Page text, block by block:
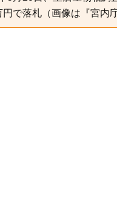
円で落札（画像は『宮内